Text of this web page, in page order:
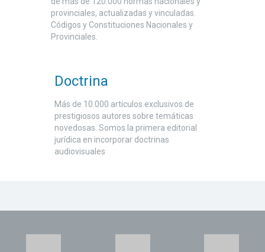
Doctrina
provinciales, actualizadas y vinculadas.
Códigos y Constituciones Nacionales y
Provinciales.
Más de 10.000 artículos exclusivos de
prestigiosos autores sobre temáticas
novedosas. Somos la primera editorial
jurídica en incorporar doctrinas
audiovisuales